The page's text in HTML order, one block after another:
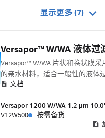
显示更多 (7)
Versapor™ W/WA 液体过
Versapor™ W/WA 片状和卷状膜采
的亲水材料，适合一般性的液体
这种膜为一次性膜，适用于要求
文档
Versapor 1200 W/WA 1.2 μm
V12W500
按需备货